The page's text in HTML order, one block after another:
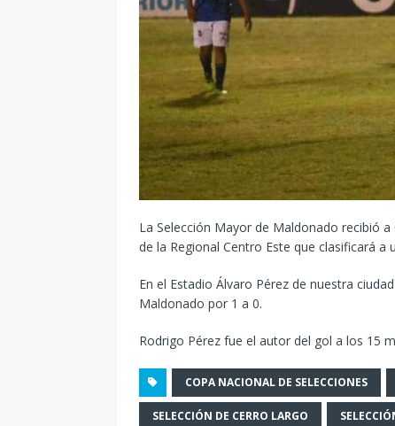
La Selección Mayor de Maldonado recibió
de la Regional Centro Este que clasificará a
En el Estadio Álvaro Pérez de nuestra
Maldonado por 1 a 0.
Rodrigo Pérez fue el autor del gol a los 15
COPA NACIONAL DE SELECCIONES
SELECCIÓN DE CERRO LARGO